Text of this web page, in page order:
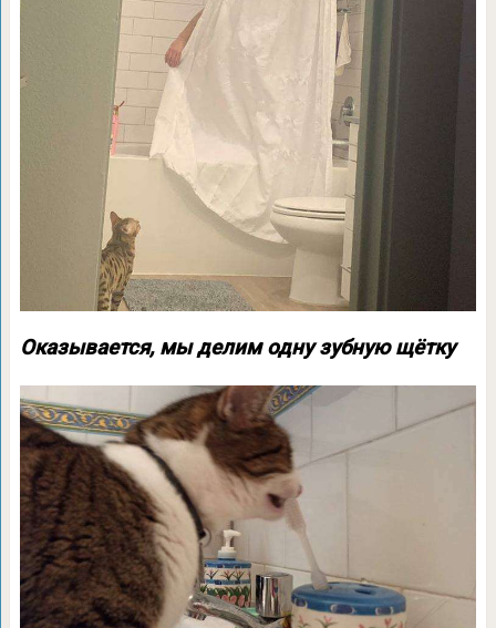
Оказывается, мы делим одну зубную щётку